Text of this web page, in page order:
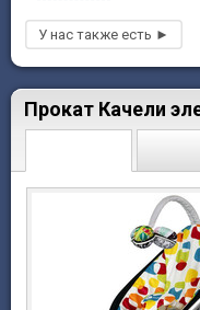
Прокат Качели